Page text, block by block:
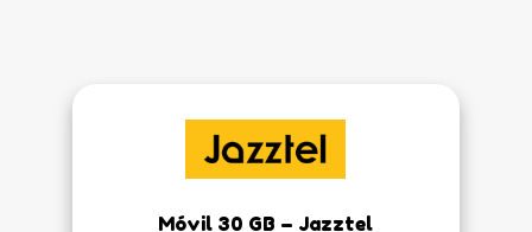
Móvil 30 GB – Jazztel